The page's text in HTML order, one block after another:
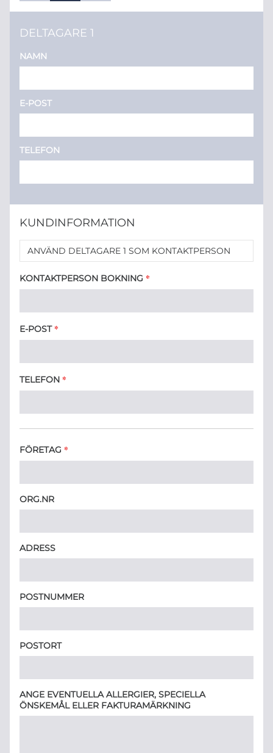
DELTAGARE 1
NAMN
E-POST
TELEFON
KUNDINFORMATION
ANVÄND DELTAGARE 1 SOM KONTAKTPERSON
KONTAKTPERSON BOKNING *
E-POST *
TELEFON *
FÖRETAG *
ORG.NR
ADRESS
POSTNUMMER
POSTORT
ANGE EVENTUELLA ALLERGIER, SPECIELLA
ÖNSKEMÅL ELLER FAKTURAMÄRKNING